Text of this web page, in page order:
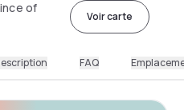
of
Voir carte
FAQ